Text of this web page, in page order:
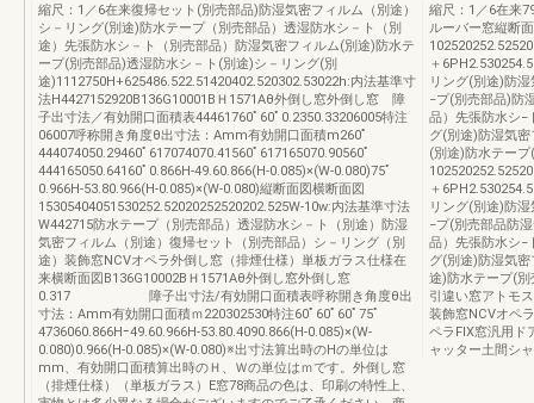
縮尺：1／6在来復帰セット(別売部品)防湿気密フィルム（別途）
シ－リング(別途)防水テープ（別売部品）透湿防水シ－ト（別
途）先張防水シ－ト（別売部品）防湿気密フィルム(別途)防水テ
ープ(別売部品)透湿防水シ－ト(別途)シ－リング(別
途)1112750H+625486.522.51420402.520302.53022h:内法基準寸
法H4427152920B136G10001BＨ1571Aθ外倒し窓外倒し窓 障
子出寸法／有効開口面積表44461760ﾟ60ﾟ0.2350.33206005特注
06007呼称開き角度θ出寸法：Amm有効開口面積m260ﾟ
444074050.29460ﾟ617074070.41560ﾟ617165070.90560ﾟ
444165050.64160ﾟ0.866H-49.60.866(H-0.085)×(W-0.080)75ﾟ
0.966H-53.80.966(H-0.085)×(W-0.080)縦断面図横断面図
15305404051530252.52020252520202.525W-10w:内法基準寸法
W442715防水テープ（別売部品）透湿防水シ－ト（別途）防湿
気密フィルム（別途）復帰セット（別売部品）シ－リング（別
途）装飾窓NCVオペラ外倒し窓（排煙仕様）単板ガラス仕様在
来横断面図B136G10002BＨ1571Aθ外倒し窓外倒し窓
0.317 障子出寸法/有効開口面積表呼称開き角度θ出
寸法：Amm有効開口面積ｍ220302530特注60ﾟ60ﾟ60ﾟ75ﾟ
4736060.866Hｰ49.60.966H-53.80.4090.866(H-0.085)×(W-
0.080)0.966(H-0.085)×(W-0.080)※出寸法算出時のHの単位は
mm、有効開口面積算出時のＨ、Ｗの単位はｍです。外倒し窓
（排煙仕様）（単板ガラス）E窓78商品の色は、印刷の特性上、
縮尺：1／6在来
ルーバー窓縦断
＋
リング(別途)防
−プ(別売部品)防
品）先張防水シ−
グ(別途)防湿気
(別途)防水テー
＋
リング(別途)防
−プ(別売部品防
品）先張防水シ−
グ(別途)防湿気
途)防水テープ(別
引違い窓アトモ
装飾窓NCVオペ
ペラFIX窓汎用ド
ャッター土間シ